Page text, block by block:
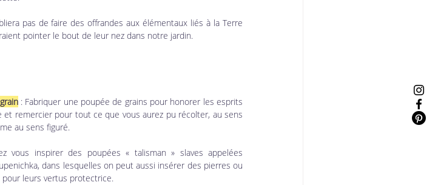
pas de faire des offrandes aux élémentaux liés à la Terre
pointer le bout de leur nez dans notre jardin.
: Fabriquer une poupée de grains pour honorer les esprits
et remercier pour tout ce que vous aurez pu récolter, au sens
au sens figuré.
vous inspirer des poupées « talisman » slaves appelées
dans lesquelles on peut aussi insérer des pierres ou
leurs vertus protectrice.